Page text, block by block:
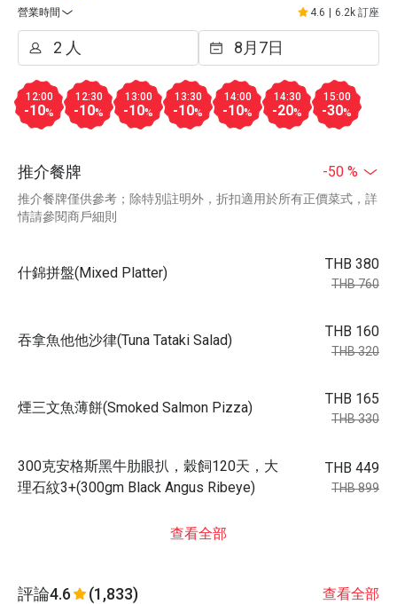
營業時間
4.6 6.2k 訂座
12:00
-10%
12:30
-10%
13:00
-10%
13:30
-10%
14:00
-10%
14:30
-20%
15:00
-30%
推介餐牌 -50 %
推介餐牌僅供參考；除特別註明外，折扣適用於所有正價菜式，詳
情請參閱商戶細則
什錦拼盤(Mixed Platter)
THB 380
THB 760
吞拿魚他他沙律(Tuna Tataki Salad)
THB 160
THB 320
煙三文魚薄餅(Smoked Salmon Pizza)
THB 165
THB 330
300克安格斯黑牛肋眼扒，穀飼120天，大
理石紋3+(300gm Black Angus Ribeye)
THB 449
THB 899
查看全部
評論4.6 (1,833) 查看全部